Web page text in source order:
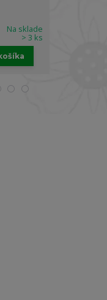
Na sklade
> 3 ks